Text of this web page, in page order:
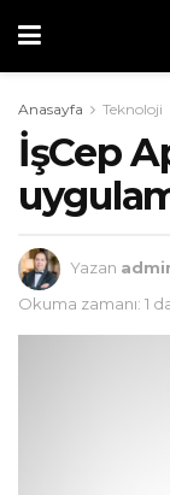
Anasayfa Teknoloji
İşCep
Yazan
Okuma zamanı: 1